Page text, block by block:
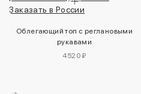
Облегающий топ с реглановыми
рукавами
4520 ₽